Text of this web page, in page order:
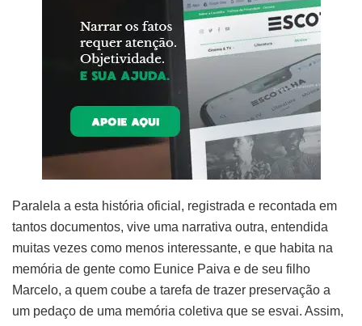
Paralela a esta história oficial, registrada e recontada em
tantos documentos, vive uma narrativa outra, entendida
muitas vezes como menos interessante, e que habita na
memória de gente como Eunice Paiva e de seu filho
Marcelo, a quem coube a tarefa de trazer preservação a
um pedaço de uma memória coletiva que se esvai. Assim,